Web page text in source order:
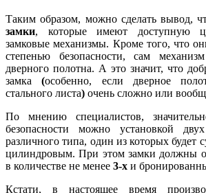
Таким образом, можно сделать вывод,
замки, которые имеют доступную
замковые механизмы. Кроме того, что
степенью безопасности, сам
дверного полотна. А это значит, что
замка(особенно, если дверное
стального листа) очень сложно или
По мнению специалистов,
безопасности можно установкой
различного типа, один из которых будет
цилиндровым. При этом замки должны
в количестве не менее 3-х и
Кстати, в настоящее время